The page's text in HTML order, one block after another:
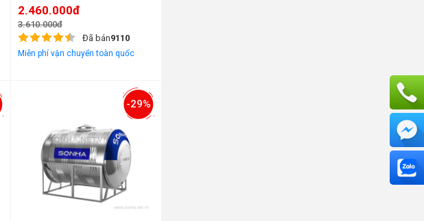
2.460.000đ
3.610.000đ
Đã bán9110
Miễn phí vận chuyển toàn quốc
-29%